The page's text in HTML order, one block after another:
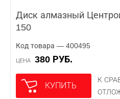
Диск алмазный
150
Код товара — 400495
ЦЕНА 380 РУБ.
КУПИТЬ
К